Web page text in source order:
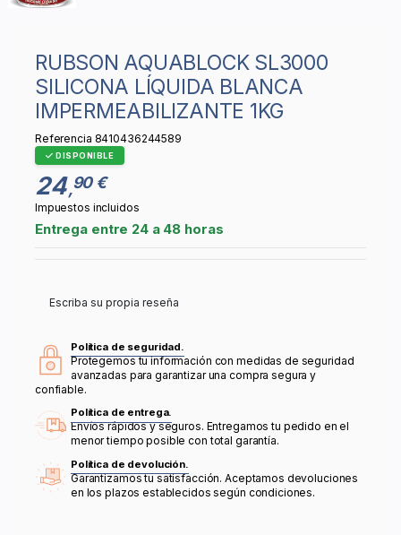
RUBSON AQUABLOCK SL3000
SILICONA LÍQUIDA BLANCA
IMPERMEABILIZANTE 1KG
Referencia 8410436244589
DISPONIBLE
24 ,90 €
Impuestos incluidos
Entrega entre 24 a 48 horas
Escriba su propia reseña
Política de seguridad.
Protegemos tu información con medidas de seguridad
avanzadas para garantizar una compra segura y
confiable.
Política de entrega.
Envíos rápidos y seguros. Entregamos tu pedido en el
menor tiempo posible con total garantía.
Política de devolución.
Garantizamos tu satisfacción. Aceptamos devoluciones
en los plazos establecidos según condiciones.